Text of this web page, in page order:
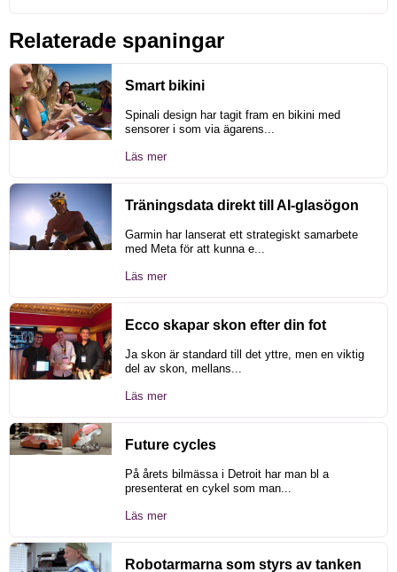
Relaterade spaningar
Smart bikini
Spinali design har tagit fram en bikini med
sensorer i som via ägarens...
Läs mer
Träningsdata direkt till AI-glasögon
Garmin har lanserat ett strategiskt samarbete
med Meta för att kunna e...
Läs mer
Ecco skapar skon efter din fot
Ja skon är standard till det yttre, men en viktig
del av skon, mellans...
Läs mer
Future cycles
På årets bilmässa i Detroit har man bl a
presenterat en cykel som man...
Läs mer
Robotarmarna som styrs av tanken